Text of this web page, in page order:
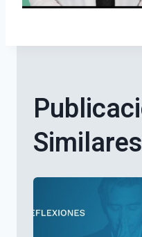
Similares